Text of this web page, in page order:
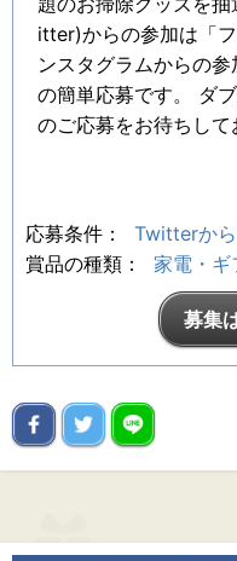
itter)からの参加は「
ンスタグラムからの参
の簡単応募です。 ダ
のご応募をお待ちして
応募条件： Twitterか
賞品の種類：
家電・ギ
募集